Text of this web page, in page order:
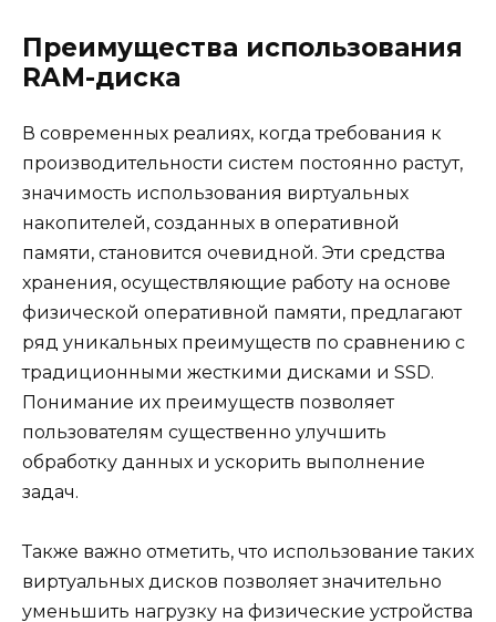
Преимущества использования
RAM-диска
В современных реалиях, когда требования к
производительности систем постоянно растут,
значимость использования виртуальных
накопителей, созданных в оперативной
памяти, становится очевидной. Эти средства
хранения, осуществляющие работу на основе
физической оперативной памяти, предлагают
ряд уникальных преимуществ по сравнению с
традиционными жесткими дисками и SSD.
Понимание их преимуществ позволяет
пользователям существенно улучшить
обработку данных и ускорить выполнение
задач.
Также важно отметить, что использование таких
виртуальных дисков позволяет значительно
уменьшить нагрузку на физические устройства